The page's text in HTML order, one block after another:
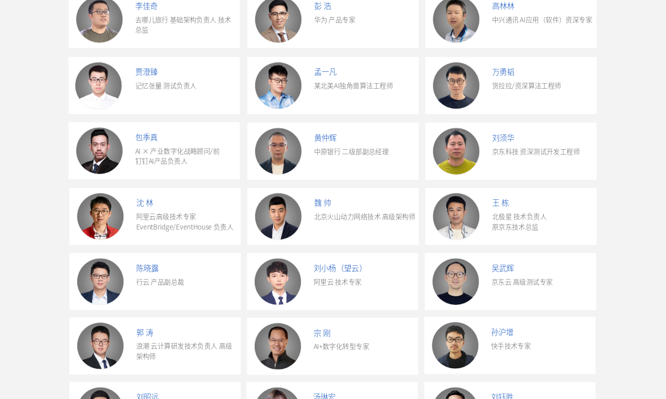
记忆张量 测试负责人
贾澄臻 万勇韬
货拉拉/资深算法工程师
高林林
中兴通讯 AI应用（软件）资深专家
包季真
AI × 产业数字化战略顾问/前
钉钉AI产品负责人
彭 浩
华为 产品专家
孟一凡
某北美AI独角兽算法工程师
刘须华
京东科技 资深测试开发工程师
王 栋
北极星 技术负责人
原京东技术总监
魏 帅
北京火山动力网络技术 高级架构师
黄仲辉
中原银行 二级部副总经理
李佳奇
去哪儿旅行 基础架构负责人 技术
总监
沈 林
阿里云高级技术专家
EventBridge/EventHouse 负责人
陈晓露
行云 产品副总裁
郭 涛
浪潮 云计算研发技术负责人 高级
架构师
宗 刚
AI+数字化转型专家
孙沪增
快手技术专家
刘小杨（望云）
阿里云 技术专家
吴武辉
京东云 高级测试专家